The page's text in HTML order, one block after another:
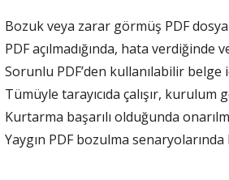
Bozuk veya zarar görmüş PDF
PDF açılmadığında, hata
Sorunlu PDF’den kullanılabilir belge
Tümüyle tarayıcıda çalışır, kurulum
Kurtarma başarılı olduğunda
Yaygın PDF bozulma